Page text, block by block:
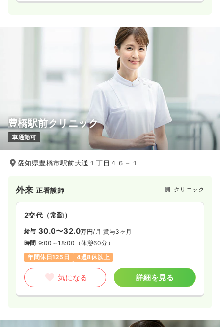
豊橋駅前クリニック
車通勤可
愛知県豊橋市駅前大通１丁目４６－１
外来正看護師 クリニック
2交代（常勤）
給与 30.0〜32.0万円/月 賞与3ヶ月
時間 9:00～18:00 （休憩60分）
年間休日125日
4週8休以上
気になる 詳細を見る